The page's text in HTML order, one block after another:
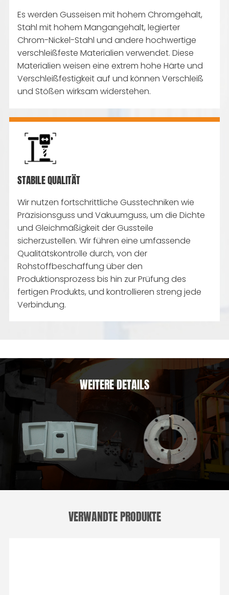
Es werden Gusseisen mit hohem Chromgehalt,
Stahl mit hohem Mangangehalt, legierter
Chrom-Nickel-Stahl und andere hochwertige
verschleißfeste Materialien verwendet. Diese
Materialien weisen eine extrem hohe Härte und
Verschleißfestigkeit auf und können Verschleiß
und Stößen wirksam widerstehen.
STABILE QUALITÄT
Wir nutzen fortschrittliche Gusstechniken wie
Präzisionsguss und Vakuumguss, um die Dichte
und Gleichmäßigkeit der Gussteile
sicherzustellen. Wir führen eine umfassende
Qualitätskontrolle durch, von der
Rohstoffbeschaffung über den
Produktionsprozess bis hin zur Prüfung des
fertigen Produkts, und kontrollieren streng jede
Verbindung.
WEITERE DETAILS
VERWANDTE PRODUKTE